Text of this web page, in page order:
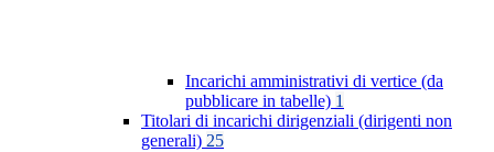
Incarichi amministrativi di vertice (da
pubblicare in tabelle) 1
Titolari di incarichi dirigenziali (dirigenti non
generali) 25